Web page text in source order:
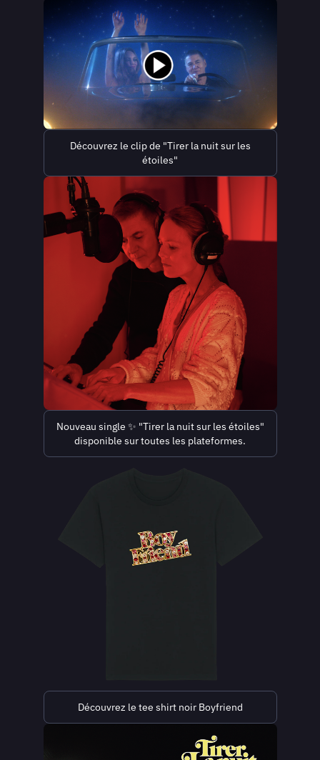
Découvrez le clip de "Tirer la nuit sur les
étoiles"
Nouveau single ✨ "Tirer la nuit sur les étoiles"
disponible sur toutes les plateformes.
Découvrez le tee shirt noir Boyfriend